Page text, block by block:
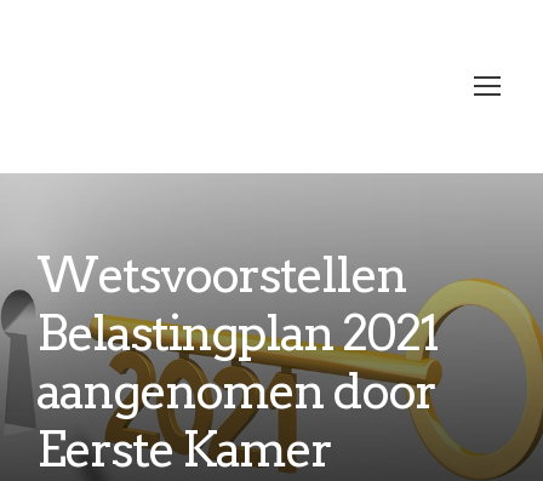
Wetsvoorstellen
Belastingplan 2021
aangenomen door
Eerste Kamer